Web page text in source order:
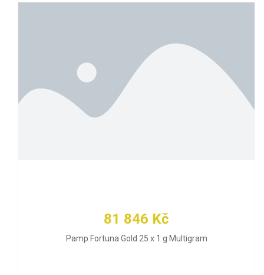
81 846 Kč
Pamp Fortuna Gold 25 x 1 g Multigram